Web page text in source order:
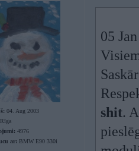
04. Aug 2003
Rīga
4976
ar: BMW E90 330i
05
shit.